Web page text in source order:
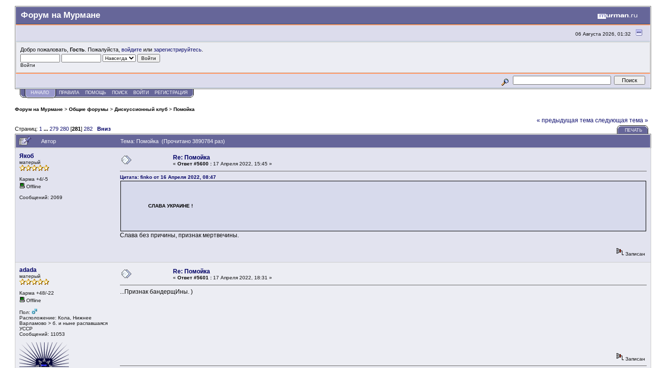
Форум на Мурмане
06 Августа 2026, 01:32
Добро пожаловать, Гость . Пожалуйста, войдите или зарегистрируйтесь
Войти
НАЧАЛО ПРАВИЛА ПОМОЩЬ ПОИСК ВОЙТИ РЕГИСТРАЦИЯ
Форум на Мурмане > Общие форумы > Дискуссионный клуб > Помойка
Страниц: 1 ... 279 280 [281] 282 Вниз
« предыдущая тема следующая тема »
ПЕЧАТЬ
Автор Тема: Помойка (Прочитано 3890784 раз)
Якоб
матерый
Карма +4/-5
Offline
Сообщений: 2069
Re: Помойка
« Ответ #5600 : 17 Апреля 2022, 15:45 »
Цитата: finko от 16 Апреля 2022, 08:47
СЛАВА УКРАИНЕ !
Слава без причины, признак мертвечины.
Записан
adada
матерый
Карма +48/-22
Offline
Пол:
Расположение: Кола, Нижнее
Варламово > б. и ныне распавшаяся
УССР
Сообщений: 11053
Re: Помойка
« Ответ #5601 : 17 Апреля 2022, 18:31 »
...Признак бандерщИны. )
Записан